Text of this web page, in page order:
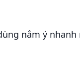
nắm ý nhanh